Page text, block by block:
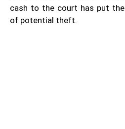
cash to the court has put
of potential theft.